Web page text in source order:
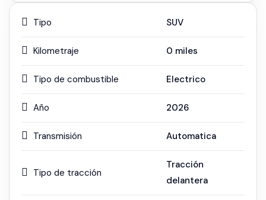
Tipo SUV
Kilometraje 0 miles
Tipo de combustible Electrico
Año 2026
Transmisión Automatica
Tipo de tracción
Tracción
delantera